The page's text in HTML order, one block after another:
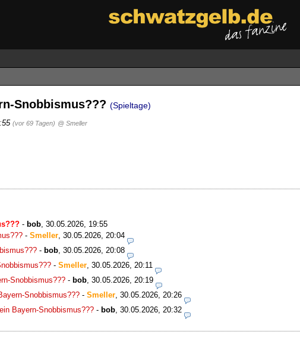
Snobbismus??? (Spieltage)
(vor 69 Tagen) @ Smeller
- bob 30.05.2026, 19:55
- Smeller 30.05.2026, 20:04
- bob 30.05.2026, 20:08
- Smeller 30.05.2026, 20:11
Snobbismus??? - bob 30.05.2026, 20:19
Snobbismus??? - Smeller 30.05.2026, 20:26
Bayern-Snobbismus??? - bob 30.05.2026, 20:32